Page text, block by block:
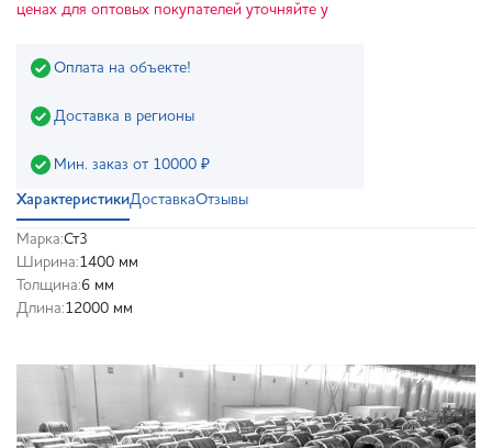
ценах для оптовых покупателей уточняйте у
Оплата на объекте!
Доставка в регионы
Мин. заказ от 10000 ₽
ХарактеристикиДоставкаОтзывы
Марка:Ст3
Ширина:1400 мм
Толщина:6 мм
Длина:12000 мм